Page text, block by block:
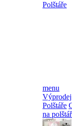
Polštáře
menu
Polštáře
na